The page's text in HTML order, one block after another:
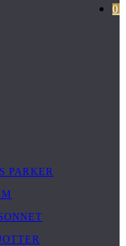
0
PARKER